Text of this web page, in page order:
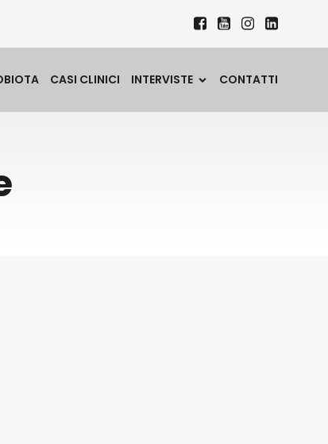
CASI CLINICI INTERVISTE CONTATTI